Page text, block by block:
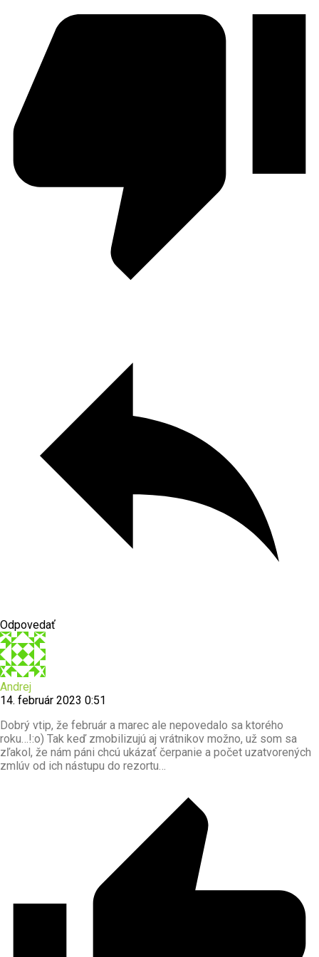
Odpovedať
Andrej
14. február 2023 0:51
Dobrý vtip, že február a marec ale nepovedalo sa ktorého
roku…!:o) Tak keď zmobilizujú aj vrátnikov možno, už som sa
zľakol, že nám páni chcú ukázať čerpanie a počet uzatvorených
zmlúv od ich nástupu do rezortu…